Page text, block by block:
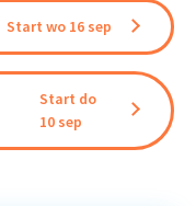
Start wo 16 sep
Start do
10 sep